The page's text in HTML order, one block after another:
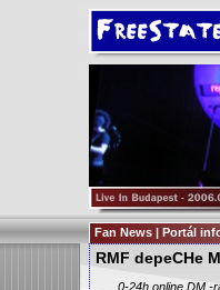
Fan News | Portál
RMF depeCHe
0-24h.online DM.-